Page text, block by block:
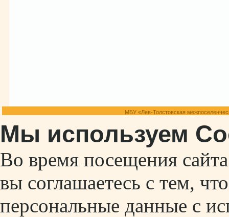
МБУ «Лев-Толстовская
Мы используем
Во время посещения
вы соглашаетесь с тем,
персональные данные с